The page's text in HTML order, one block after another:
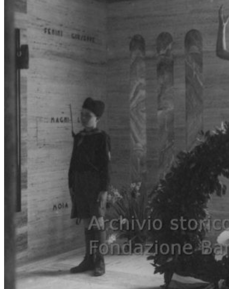
La Colonia marina della
Federazione fascista novarese